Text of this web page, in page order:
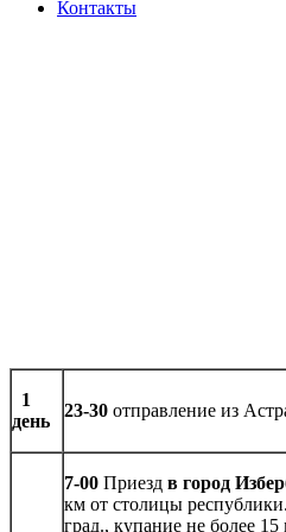
Контакты
1
день
23-30 отправление из
7-00 Приезд в город
км от столицы
град., купание не более